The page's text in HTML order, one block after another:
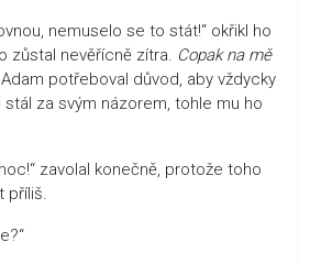
nemuselo se to stát!“ okřikl ho
zůstal nevěřícně zítra. Copak na mě
potřeboval důvod, aby vždycky
stál za svým názorem, tohle mu ho
zavolal konečně, protože toho
příliš.